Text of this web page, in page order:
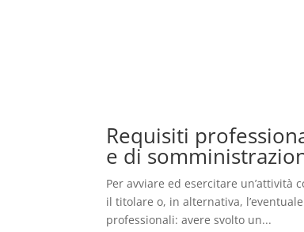
Requisiti
e di
Per avviare ed esercitare
il titolare o, in alternativa,
professionali: avere svolto un...